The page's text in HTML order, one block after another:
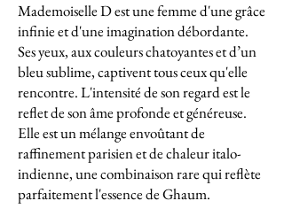
Mademoiselle D est une femme d'une grâce
infinie et d'une imagination débordante.
Ses yeux, aux couleurs chatoyantes et d’un
bleu sublime, captivent tous ceux qu'elle
rencontre. L'intensité de son regard est le
reflet de son âme profonde et généreuse.
Elle est un mélange envoûtant de
raffinement parisien et de chaleur italo-
indienne, une combinaison rare qui reflète
parfaitement l'essence de Ghaum.